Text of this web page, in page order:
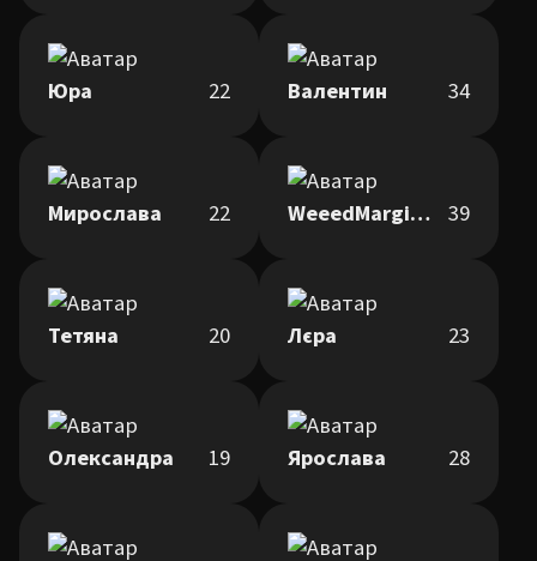
Юра 22 Валентин 34
Мирослава 22 WeeedMarginezz 39
Тетяна 20 Лєра 23
Олександра 19 Ярослава 28